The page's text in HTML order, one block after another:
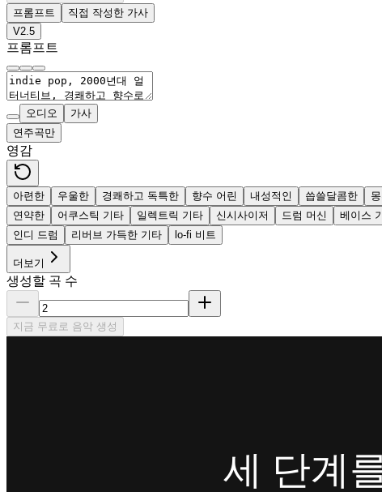
프롬프트
직접 작성한 가사
V2.5
프롬프트
오디오
가사
연주곡만
영감
아련한 우울한 경쾌하고 독특한 향수 어린 내성적인 씁쓸달콤한
연약한
어쿠스틱 기타 일렉트릭 기타 신시사이저 드럼 머신 베이스
인디 드럼
리버브 가득한 기타 lo-fi 비트
더보기
생성할 곡 수
지금 무료로 음악 생성
세 단계